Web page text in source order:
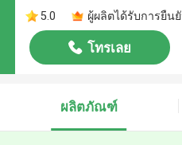
5.0
ผู้ผลิตได้รับการยืน
โทรเลย
ผลิตภัณฑ์